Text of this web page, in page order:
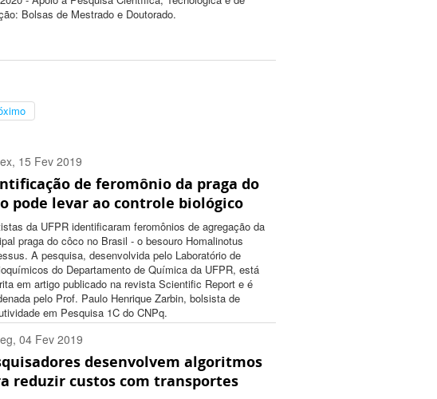
Bolsas de Mestrado e Doutorado.
15 Fev 2019
-0200de feromônio da praga do
pode levar ao controle biológico
da UFPR identificaram feromônios de agregação da
praga do côco no Brasil - o besouro Homalinotus
A pesquisa, desenvolvida pelo Laboratório de
do Departamento de Química da UFPR, está
em artigo publicado na revista Scientific Report e é
pelo Prof. Paulo Henrique Zarbin, bolsista de
em Pesquisa 1C do CNPq.
04 Fev 2019
-0200
desenvolvem algoritmos
reduzir custos com transportes